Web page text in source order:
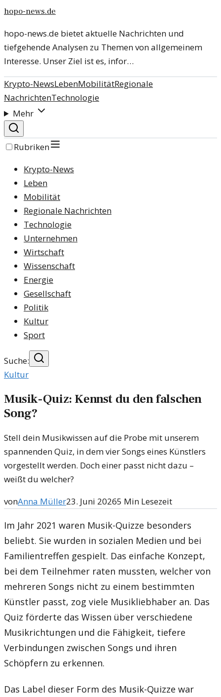
hopo-news.de
hopo-news.de bietet aktuelle Nachrichten und
tiefgehende Analysen zu Themen von allgemeinem
Interesse. Unser Ziel ist es, infor…
Krypto-NewsLebenMobilitätRegionale
NachrichtenTechnologie
Mehr
Rubriken
Krypto-News
Leben
Mobilität
Regionale Nachrichten
Technologie
Unternehmen
Wirtschaft
Wissenschaft
Energie
Gesellschaft
Politik
Kultur
Sport
Suche:
Kultur
Musik-Quiz: Kennst du den falschen
Song?
Stell dein Musikwissen auf die Probe mit unserem
spannenden Quiz, in dem vier Songs eines Künstlers
vorgestellt werden. Doch einer passt nicht dazu –
weißt du welcher?
vonAnna Müller23. Juni 20265 Min Lesezeit
Im Jahr 2021 waren Musik-Quizze besonders
beliebt. Sie wurden in sozialen Medien und bei
Familientreffen gespielt. Das einfache Konzept,
bei dem Teilnehmer raten mussten, welcher von
mehreren Songs nicht zu einem bestimmten
Künstler passt, zog viele Musikliebhaber an. Das
Quiz förderte das Wissen über verschiedene
Musikrichtungen und die Fähigkeit, tiefere
Verbindungen zwischen Songs und ihren
Schöpfern zu erkennen.
Das Label dieser Form des Musik-Quizze war